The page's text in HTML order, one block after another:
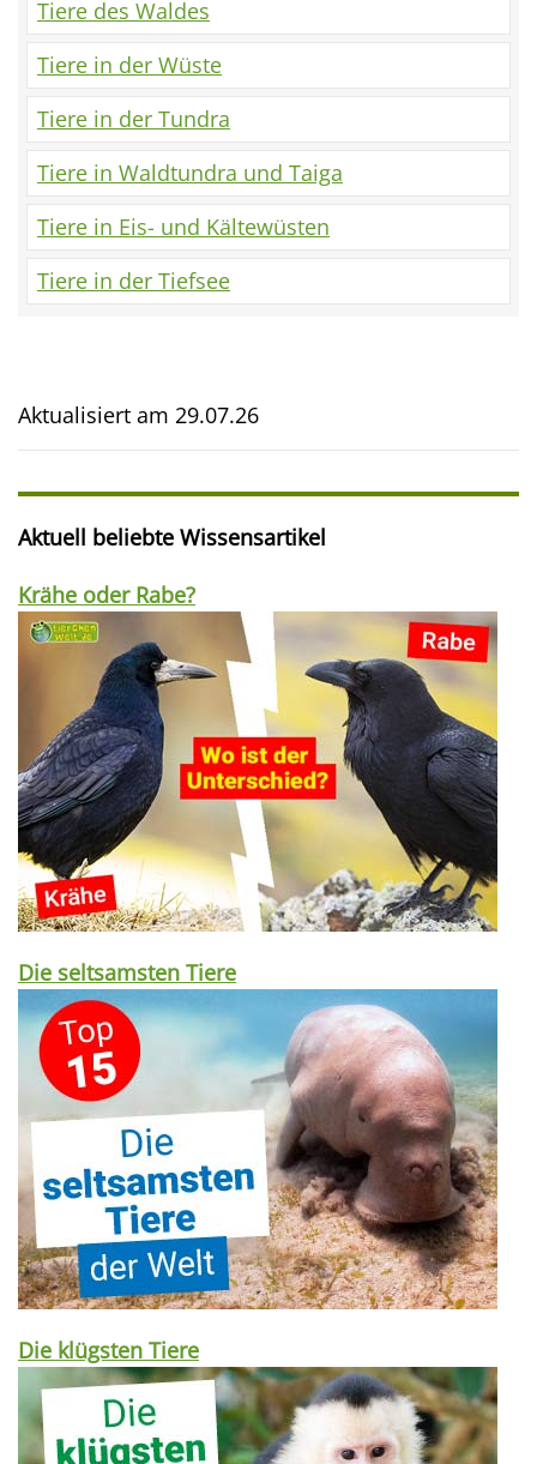
Tiere des Waldes
Tiere in der Wüste
Tiere in der Tundra
Tiere in Waldtundra und Taiga
Tiere in Eis- und Kältewüsten
Tiere in der Tiefsee
Aktualisiert am 29.07.26
Aktuell beliebte Wissensartikel
Krähe oder Rabe?
Die seltsamsten Tiere
Die klügsten Tiere